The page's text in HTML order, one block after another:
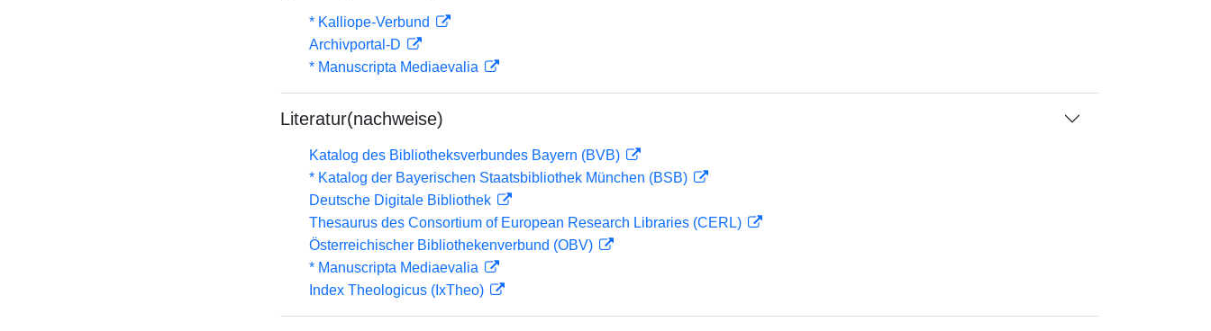
* Kalliope-Verbund
Archivportal-D
* Manuscripta Mediaevalia
Literatur(nachweise)
Katalog des Bibliotheksverbundes Bayern (BVB)
* Katalog der Bayerischen Staatsbibliothek München (BSB)
Deutsche Digitale Bibliothek
Thesaurus des Consortium of European Research Libraries (CERL)
Österreichischer Bibliothekenverbund (OBV)
* Manuscripta Mediaevalia
Index Theologicus (IxTheo)